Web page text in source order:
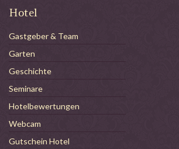
Hotel
Gastgeber & Team
Garten
Geschichte
Seminare
Hotelbewertungen
Webcam
Gutschein Hotel